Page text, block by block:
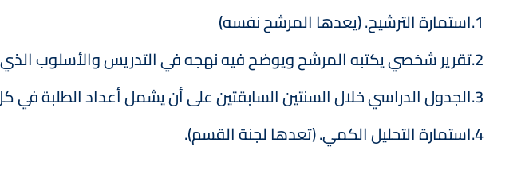
1.استمارة الترشيح. (يعدها المرشح نفسه)
2.تقرير شخصي يكتبه المرشح ويوضح فيه نهجه في التدريس والأسلوب الذي يتبعه، وكيفية الارتقاء بالعملية التدريسية وتطويرها (2 – 5 صفحات).
3.الجدول الدراسي خلال السنتين السابقتين على أن يشمل أعداد الطلبة في كل مقرر.
4.استمارة التحليل الكمي. (تعدها لجنة القسم).